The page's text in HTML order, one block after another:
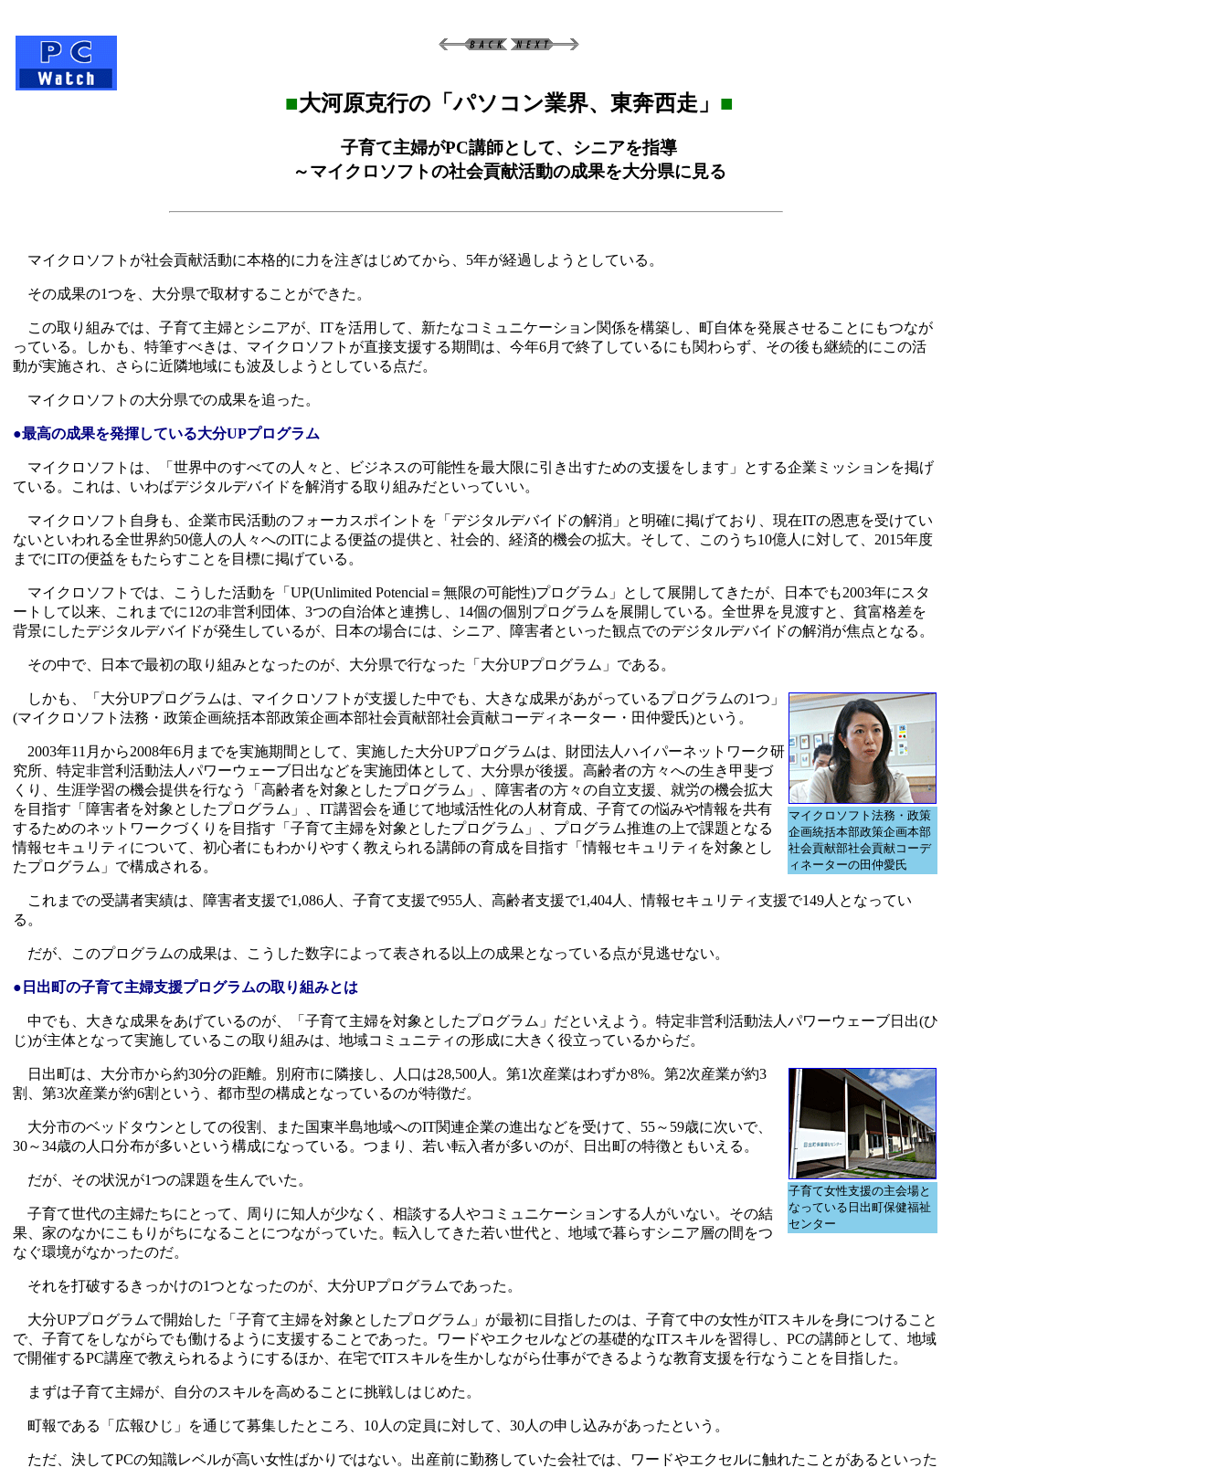
■大河原克行の「パソコン業界、東奔西走」 ■
子育て主婦がPC講師として、シニアを指導
～マイクロソフトの社会貢献活動の成果を大分県に見る
マイクロソフトが社会貢献活動に本格的に力を注ぎはじめてから、5年が経過しようとしている。
その成果の1つを、大分県で取材することができた。
この取り組みでは、子育て主婦とシニアが、ITを活用して、新たなコミュニケーション関係を構築し、町自体を発展させることにもつなが
っている。しかも、特筆すべきは、マイクロソフトが直接支援する期間は、今年6月で終了しているにも関わらず、その後も継続的にこの活
動が実施され、さらに近隣地域にも波及しようとしている点だ。
マイクロソフトの大分県での成果を追った。
●最高の成果を発揮している大分UPプログラム
マイクロソフトは、「世界中のすべての人々と、ビジネスの可能性を最大限に引き出すための支援をします」とする企業ミッションを掲げ
ている。これは、いわばデジタルデバイドを解消する取り組みだといっていい。
マイクロソフト自身も、企業市民活動のフォーカスポイントを「デジタルデバイドの解消」と明確に掲げており、現在ITの恩恵を受けてい
ないといわれる全世界約50億人の人々へのITによる便益の提供と、社会的、経済的機会の拡大。そして、このうち10億人に対して、2015年度
までにITの便益をもたらすことを目標に掲げている。
マイクロソフトでは、こうした活動を「UP(Unlimited Potencial＝無限の可能性)プログラム」として展開してきたが、日本でも2003年にスタ
ートして以来、これまでに12の非営利団体、3つの自治体と連携し、14個の個別プログラムを展開している。全世界を見渡すと、貧富格差を
背景にしたデジタルデバイドが発生しているが、日本の場合には、シニア、障害者といった観点でのデジタルデバイドの解消が焦点となる。
その中で、日本で最初の取り組みとなったのが、大分県で行なった「大分UPプログラム」である。
マイクロソフト法務・政策
企画統括本部政策企画本部
社会貢献部社会貢献コーデ
ィネーターの田仲愛氏
しかも、「大分UPプログラムは、マイクロソフトが支援した中でも、大きな成果があがっているプログラムの1つ」
(マイクロソフト法務・政策企画統括本部政策企画本部社会貢献部社会貢献コーディネーター・田仲愛氏)という。
2003年11月から2008年6月までを実施期間として、実施した大分UPプログラムは、財団法人ハイパーネットワーク研
究所、特定非営利活動法人パワーウェーブ日出などを実施団体として、大分県が後援。高齢者の方々への生き甲斐づ
くり、生涯学習の機会提供を行なう「高齢者を対象としたプログラム」、障害者の方々の自立支援、就労の機会拡大
を目指す「障害者を対象としたプログラム」、IT講習会を通じて地域活性化の人材育成、子育ての悩みや情報を共有
するためのネットワークづくりを目指す「子育て主婦を対象としたプログラム」、プログラム推進の上で課題となる
情報セキュリティについて、初心者にもわかりやすく教えられる講師の育成を目指す「情報セキュリティを対象とし
たプログラム」で構成される。
これまでの受講者実績は、障害者支援で1,086人、子育て支援で955人、高齢者支援で1,404人、情報セキュリティ支援で149人となってい
る。
だが、このプログラムの成果は、こうした数字によって表される以上の成果となっている点が見逃せない。
●日出町の子育て主婦支援プログラムの取り組みとは
中でも、大きな成果をあげているのが、「子育て主婦を対象としたプログラム」だといえよう。特定非営利活動法人パワーウェーブ日出(ひ
じ)が主体となって実施しているこの取り組みは、地域コミュニティの形成に大きく役立っているからだ。
子育て女性支援の主会場と
なっている日出町保健福祉
センター
日出町は、大分市から約30分の距離。別府市に隣接し、人口は28,500人。第1次産業はわずか8%。第2次産業が約3
割、第3次産業が約6割という、都市型の構成となっているのが特徴だ。
大分市のベッドタウンとしての役割、また国東半島地域へのIT関連企業の進出などを受けて、55～59歳に次いで、
30～34歳の人口分布が多いという構成になっている。つまり、若い転入者が多いのが、日出町の特徴ともいえる。
だが、その状況が1つの課題を生んでいた。
子育て世代の主婦たちにとって、周りに知人が少なく、相談する人やコミュニケーションする人がいない。その結
果、家のなかにこもりがちになることにつながっていた。転入してきた若い世代と、地域で暮らすシニア層の間をつ
なぐ環境がなかったのだ。
それを打破するきっかけの1つとなったのが、大分UPプログラムであった。
大分UPプログラムで開始した「子育て主婦を対象としたプログラム」が最初に目指したのは、子育て中の女性がITスキルを身につけること
で、子育てをしながらでも働けるように支援することであった。ワードやエクセルなどの基礎的なITスキルを習得し、PCの講師として、地域
で開催するPC講座で教えられるようにするほか、在宅でITスキルを生かしながら仕事ができるような教育支援を行なうことを目指した。
まずは子育て主婦が、自分のスキルを高めることに挑戦しはじめた。
町報である「広報ひじ」を通じて募集したところ、10人の定員に対して、30人の申し込みがあったという。
ただ、決してPCの知識レベルが高い女性ばかりではない。出産前に勤務していた会社では、ワードやエクセルに触れたことがあるといった